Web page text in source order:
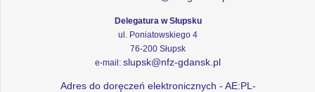
Delegatura w Słupsku
ul. Poniatowskiego 4
76-200 Słupsk
e-mail: slupsk@nfz-gdansk.pl
Adres do doręczeń elektronicznych - AE:PL-